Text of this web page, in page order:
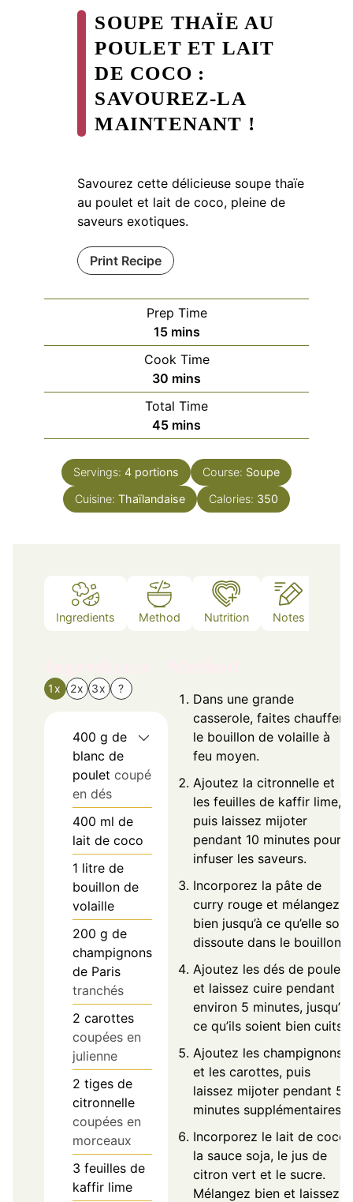
SOUPE THAÏE AU
POULET ET LAIT
DE COCO :
SAVOUREZ-LA
MAINTENANT !
Savourez cette délicieuse soupe thaïe
au poulet et lait de coco, pleine de
saveurs exotiques.
Print Recipe
Prep Time
15minutes
mins
Cook Time
30 minutes
mins
Total Time
45minutes
mins
Servings: 4 portions Course: Soupe
Cuisine: Thaïlandaise Calories: 350
Ingredients Method Nutrition Notes
1x 2x 3x ?
400 g de
blanc de
poulet coupé
en dés
400 ml de
lait de coco
1 litre de
bouillon de
volaille
200 g de
champignons
de Paris
tranchés
2 carottes
coupées en
julienne
2 tiges de
citronnelle
coupées en
morceaux
3 feuilles de
kaffir lime
Dans une grande
casserole, faites chauffer
le bouillon de volaille à
feu moyen.
Ajoutez la citronnelle et
les feuilles de kaffir lime,
puis laissez mijoter
pendant 10 minutes pour
infuser les saveurs.
Incorporez la pâte de
curry rouge et mélangez
bien jusqu’à ce qu’elle soit
dissoute dans le bouillon.
Ajoutez les dés de poulet
et laissez cuire pendant
environ 5 minutes, jusqu’à
ce qu’ils soient bien cuits.
Ajoutez les champignons
et les carottes, puis
laissez mijoter pendant 5
minutes supplémentaires.
Incorporez le lait de coco,
la sauce soja, le jus de
citron vert et le sucre.
Mélangez bien et laissez